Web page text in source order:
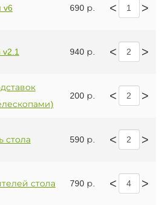
v6 690 р. < >
940 р. < >
200 р. < >
стола 590 р. < >
стола 790 р. < >